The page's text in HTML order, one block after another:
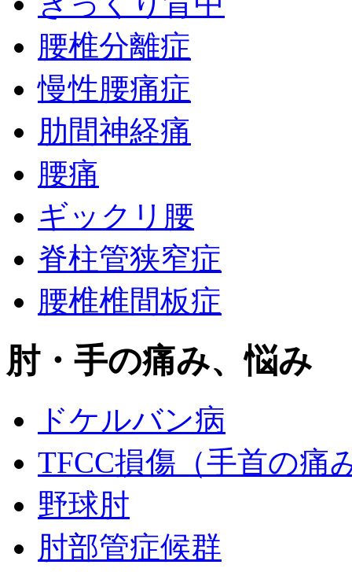
腰椎分離症
慢性腰痛症
肋間神経痛
腰痛
ギックリ腰
脊柱管狭窄症
腰椎椎間板症
肘・手の痛み、悩み
ドケルバン病
TFCC損傷（手首の痛
野球肘
肘部管症候群